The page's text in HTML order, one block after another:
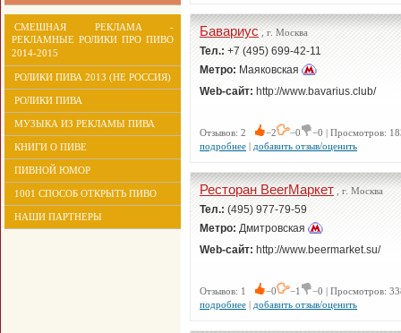
СМЕШНАЯ РЕКЛАМА -
РЕКЛАМНЫЕ РОЛИКИ ПРО ПИВО
2014-2015
РОЛИКИ ПИВА 2013 (НЕ РОССИЯ)
РОЛИКИ ПИВА
МУЗЫКА ИЗ РЕКЛАМЫ ПИВА
КНИГИ О ПИВЕ
ПИВНОЙ ЮМОР
1001 СПОСОБ ОТКРЫТЬ ПИВО
НАШИ ПАРТНЕРЫ
Бавариус, г. Москва
Тел.: +7 (495) 699-42-11
Метро: Маяковская
Web-сайт: http://www.bavarius.club/
Отзывов: 2 −2 −0
−0 | Просмотров:
подробнее | добавить отзыв/оценить
Ресторан BeerМаркет, г. Москва
Тел.: (495) 977-79-59
Метро: Дмитровская
Web-сайт: http://www.beermarket.su/
Отзывов: 1 −0 −1
−0 | Просмотров:
подробнее | добавить отзыв/оценить